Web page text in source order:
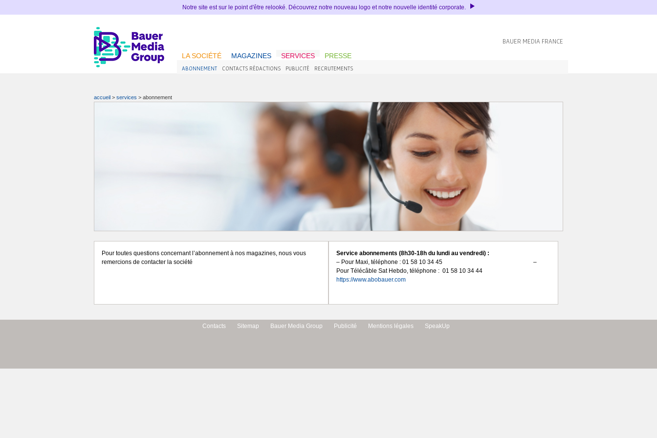
Notre site est sur le point d'être relooké. Découvrez notre nouveau logo et notre nouvelle identité corporate.
BAUER MEDIA FRANCE
LA SOCIÉTÉ MAGAZINES SERVICES PRESSE
ABONNEMENT CONTACTS RÉDACTIONS PUBLICITÉ RECRUTEMENTS
accueil > services > abonnement
Pour toutes questions concernant l’abonnement à nos magazines, nous vous
remercions de contacter la société
Service abonnements (8h30-18h du lundi au vendredi) :
– Pour Maxi, téléphone : 01 58 10 34 45 –
Pour Télécâble Sat Hebdo, téléphone : 01 58 10 34 44
https://www.abobauer.com
Contacts Sitemap Bauer Media Group Publicité Mentions légales SpeakUp